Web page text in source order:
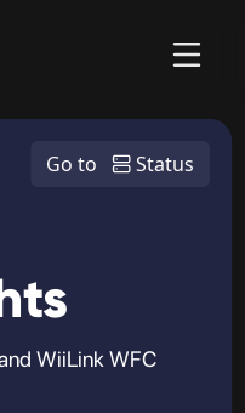
WFC
Go to Status
WiiLink WFC